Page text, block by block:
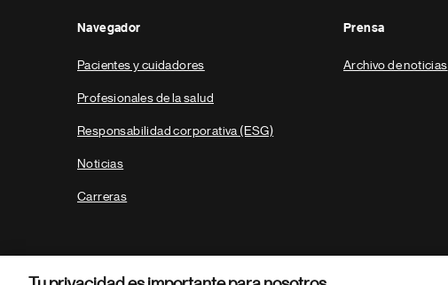
Navegador
Pacientes y cuidadores
Profesionales de la salud
Responsabilidad corporativa (ESG)
Noticias
Carreras
Prensa
Archivo de noticias